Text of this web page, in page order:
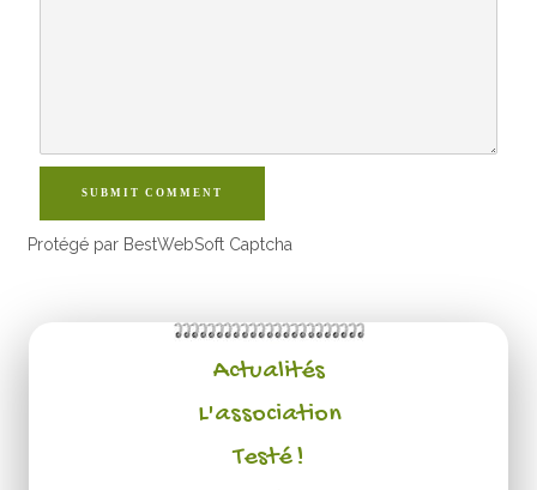
SUBMIT COMMENT
Protégé par BestWebSoft Captcha
Actualités
L'association
Testé !